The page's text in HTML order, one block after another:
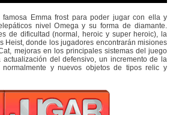
Emma frost para poder jugar con ella y
nivel Omega y su forma de diamante.
de dificultad (normal, heroic y super heroic), la
Heist, donde los jugadores encontrarán misiones
mejoras en los principales sistemas del juego
del defensivo, un incremento de la
y nuevos objetos de tipos relic y